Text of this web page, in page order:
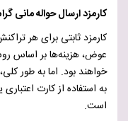
کارمزد ارسال حواله مانی
کارمزد ثابتی برای هر
عوض، هزینه‌ها بر اساس
خواهند بود. اما به طور
به استفاده از کارت
است.